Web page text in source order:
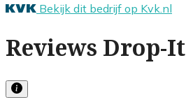
Bekijk dit bedrijf op Kvk.nl
Reviews Drop-It